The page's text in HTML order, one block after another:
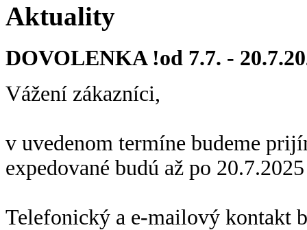
Aktuality
DOVOLENKA !od 7.7. -
Vážení zákazníci,
v uvedenom termíne budeme
expedované budú až po
Telefonický a e-mailový kontakt